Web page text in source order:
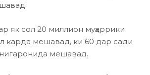
як сол 20 миллион муҳаррики
карда мешавад, ки 60 дар сади
мешавад.